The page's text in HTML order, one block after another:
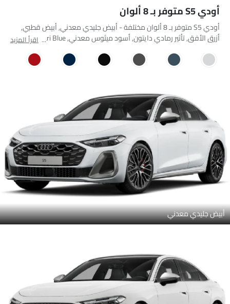
أودي S5 متوفر بـ 8 ألوان
أودي S5 متوفر بـ 8 ألوان مختلفة - أبيض جليدي معدني, أبيض قطبي,
أزرق الأفق, تأثير رمادي دايتون, أسود ميثوس معدني, Ascari Blueاقرأ المزيد
أبيض جليدي معدني